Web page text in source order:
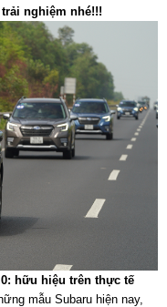
nghiệm nhé!!!
: hữu hiệu trên thực tế
mẫu Subaru hiện nay,